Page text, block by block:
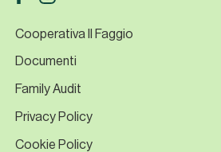
Cooperativa Il Faggio
Documenti
Family Audit
Privacy Policy
Cookie Policy